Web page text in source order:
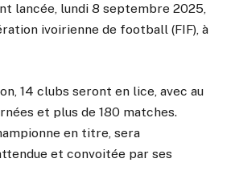
lancée, lundi 8 septembre 2025,
ivoirienne de football (FIF), à
14 clubs seront en lice, avec au
et plus de 180 matches.
en titre, sera
et convoitée par ses